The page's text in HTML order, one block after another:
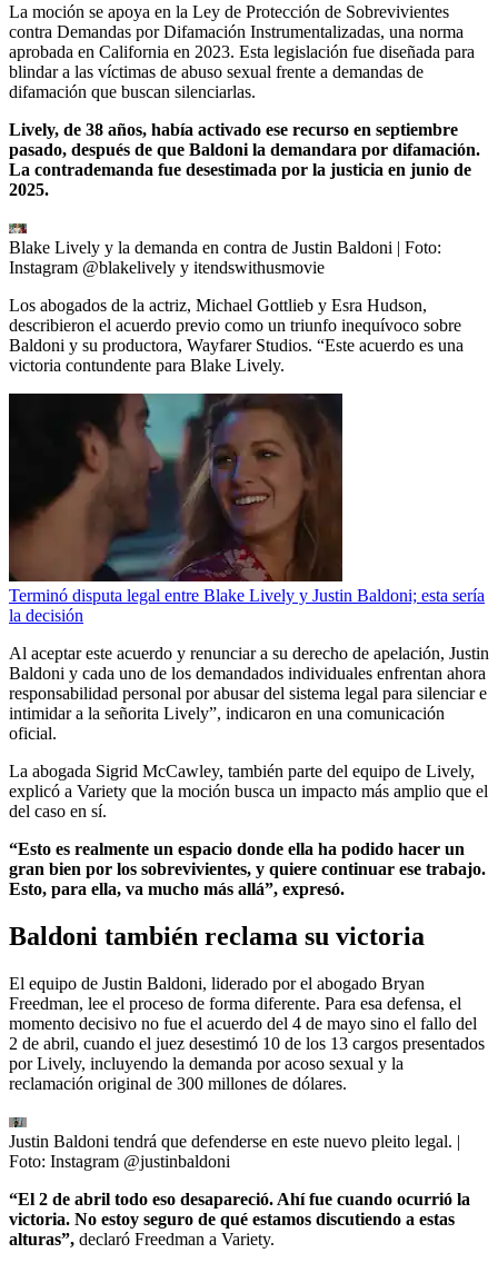
La moción se apoya en la Ley de Protección de Sobrevivientes
contra Demandas por Difamación Instrumentalizadas, una norma
aprobada en California en 2023. Esta legislación fue diseñada para
blindar a las víctimas de abuso sexual frente a demandas de
difamación que buscan silenciarlas.
Lively, de 38 años, había activado ese recurso en septiembre
pasado, después de que Baldoni la demandara por difamación.
La contrademanda fue desestimada por la justicia en junio de
2025.
Blake Lively y la demanda en contra de Justin Baldoni | Foto:
Instagram @blakelively y itendswithusmovie
Los abogados de la actriz, Michael Gottlieb y Esra Hudson,
describieron el acuerdo previo como un triunfo inequívoco sobre
Baldoni y su productora, Wayfarer Studios. “Este acuerdo es una
victoria contundente para Blake Lively.
Terminó disputa legal entre Blake Lively y Justin Baldoni; esta sería
la decisión
Al aceptar este acuerdo y renunciar a su derecho de apelación, Justin
Baldoni y cada uno de los demandados individuales enfrentan ahora
responsabilidad personal por abusar del sistema legal para silenciar e
intimidar a la señorita Lively”, indicaron en una comunicación
oficial.
La abogada Sigrid McCawley, también parte del equipo de Lively,
explicó a Variety que la moción busca un impacto más amplio que el
del caso en sí.
“Esto es realmente un espacio donde ella ha podido hacer un
gran bien por los sobrevivientes, y quiere continuar ese trabajo.
Esto, para ella, va mucho más allá”, expresó.
Baldoni también reclama su victoria
El equipo de Justin Baldoni, liderado por el abogado Bryan
Freedman, lee el proceso de forma diferente. Para esa defensa, el
momento decisivo no fue el acuerdo del 4 de mayo sino el fallo del
2 de abril, cuando el juez desestimó 10 de los 13 cargos presentados
por Lively, incluyendo la demanda por acoso sexual y la
reclamación original de 300 millones de dólares.
Justin Baldoni tendrá que defenderse en este nuevo pleito legal. |
Foto: Instagram @justinbaldoni
“El 2 de abril todo eso desapareció. Ahí fue cuando ocurrió la
victoria. No estoy seguro de qué estamos discutiendo a estas
alturas”, declaró Freedman a Variety.